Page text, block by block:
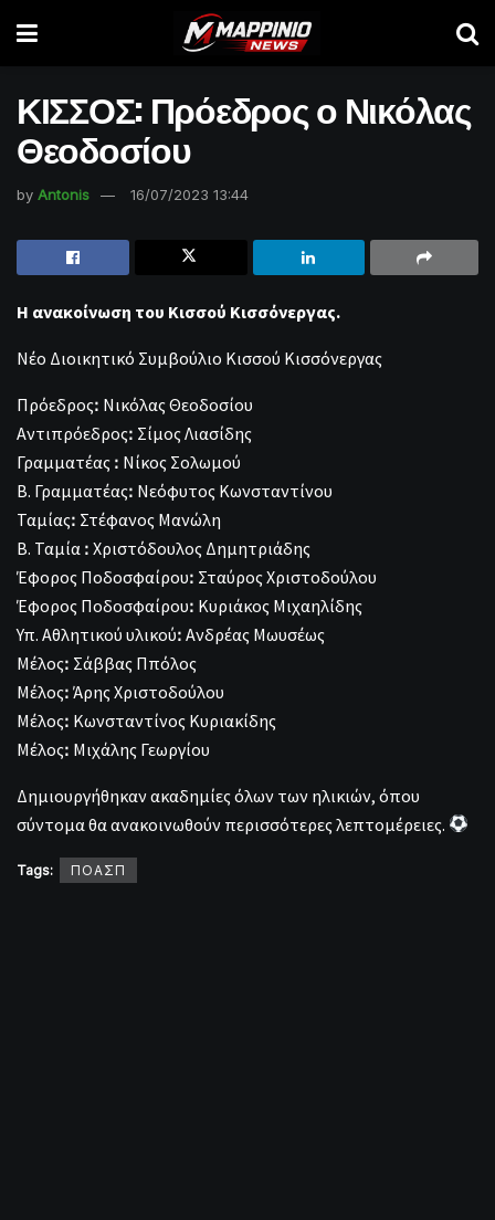
ΚΙΣΣΟΣ: Πρόεδρος ο Νικόλας
Θεοδοσίου
by Antonis 16/07/2023 13:44
Η ανακοίνωση του Κισσού Κισσόνεργας.
Νέο Διοικητικό Συμβούλιο Κισσού Κισσόνεργας
Πρόεδροςꓽ Νικόλας Θεοδοσίου
Αντιπρόεδροςꓽ Σίμος Λιασίδης
Γραμματέας ꓽ Νίκος Σολωμού
Β. Γραμματέαςꓽ Νεόφυτος Κωνσταντίνου
Ταμίαςꓽ Στέφανος Μανώλη
Β. Ταμία ꓽ Χριστόδουλος Δημητριάδης
Έφορος Ποδοσφαίρουꓽ Σταύρος Χριστοδούλου
Έφορος Ποδοσφαίρουꓽ Κυριάκος Μιχαηλίδης
Υπ. Αθλητικού υλικούꓽ Ανδρέας Μωυσέως
Μέλοςꓽ Σάββας Ππόλος
Μέλοςꓽ Άρης Χριστοδούλου
Μέλοςꓽ Κωνσταντίνος Κυριακίδης
Μέλοςꓽ Μιχάλης Γεωργίου
Δημιουργήθηκαν ακαδημίες όλων των ηλικιών, όπου
σύντομα θα ανακοινωθούν περισσότερες λεπτομέρειες.
Tags: ΠΟΑΣΠ